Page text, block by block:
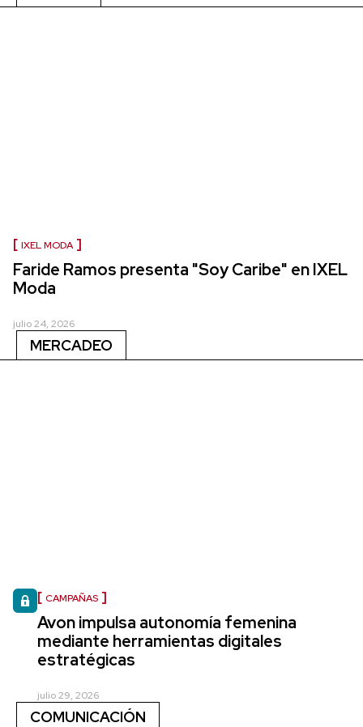
IXEL MODA
Faride Ramos presenta "Soy Caribe" en IXEL
Moda
julio 24, 2026
MERCADEO
CAMPAÑAS
Avon impulsa autonomía femenina
mediante herramientas digitales
estratégicas
julio 29, 2026
COMUNICACIÓN